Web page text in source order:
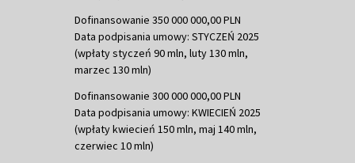
Dofinansowanie 350 000 000,00 PLN
Data podpisania umowy: STYCZEŃ 2025
(wpłaty styczeń 90 mln, luty 130 mln,
marzec 130 mln)
Dofinansowanie 300 000 000,00 PLN
Data podpisania umowy: KWIECIEŃ 2025
(wpłaty kwiecień 150 mln, maj 140 mln,
czerwiec 10 mln)